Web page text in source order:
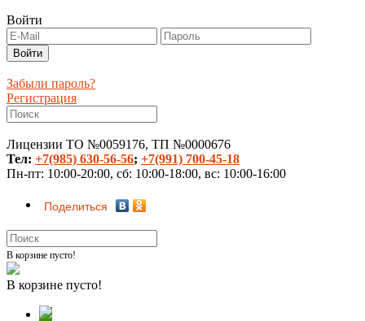
Войти
Забыли пароль?
Регистрация
Лицензии ТО №0059176, ТП №0000676
Тел: +7(985) 630-56-56; +7(991) 700-45-18
Пн-пт: 10:00-20:00, сб: 10:00-18:00, вс: 10:00-16:00
Поделиться
В корзине пусто!
В корзине пусто!